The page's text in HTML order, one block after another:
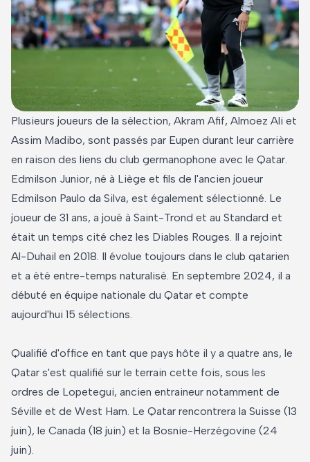
Plusieurs joueurs de la sélection, Akram Afif, Almoez Ali et
Assim Madibo, sont passés par Eupen durant leur carrière
en raison des liens du club germanophone avec le Qatar.
Edmilson Junior, né à Liège et fils de l'ancien joueur
Edmilson Paulo da Silva, est également sélectionné. Le
joueur de 31 ans, a joué à Saint-Trond et au Standard et
était un temps cité chez les Diables Rouges. Il a rejoint
Al-Duhail en 2018. Il évolue toujours dans le club qatarien
et a été entre-temps naturalisé. En septembre 2024, il a
débuté en équipe nationale du Qatar et compte
aujourd'hui 15 sélections.
Qualifié d'office en tant que pays hôte il y a quatre ans, le
Qatar s'est qualifié sur le terrain cette fois, sous les
ordres de Lopetegui, ancien entraineur notamment de
Séville et de West Ham. Le Qatar rencontrera la Suisse (13
juin), le Canada (18 juin) et la Bosnie-Herzégovine (24
juin).